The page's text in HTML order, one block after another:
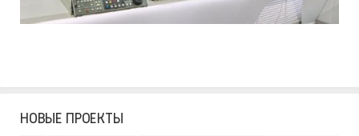
НОВЫЕ ПРОЕКТЫ